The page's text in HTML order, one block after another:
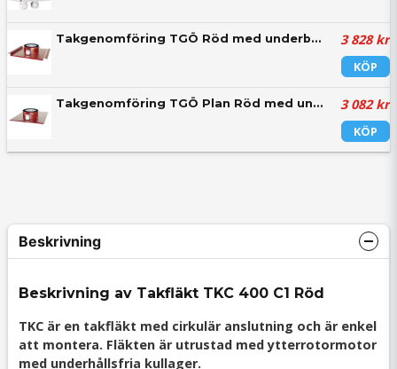
Takgenomföring TGÖ Röd med underbeslag 3 828 kr
KÖP
Takgenomföring TGÖ Plan Röd med underbeslag 3 082 kr
KÖP
Beskrivning
Beskrivning av Takfläkt TKC 400 C1 Röd
TKC är en takfläkt med cirkulär anslutning och är enkel
att montera. Fläkten är utrustad med ytterrotormotor
med underhållsfria kullager.